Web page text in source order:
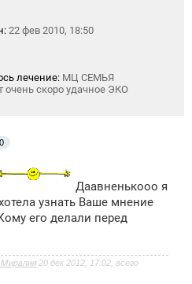
22 фев 2010, 18:50
лечение: МЦ СЕМЬЯ
очень скоро удачное ЭКО
Даавненькооо я
узнать Ваше мнение
его делали перед
Миралия 20 дек 2012, 17:02, всего